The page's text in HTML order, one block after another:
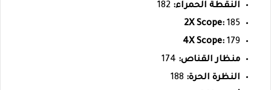
النقطة الحمراء:
2X Scope: 185
4X Scope: 179
منظار القناص:
النظرة الحرة: